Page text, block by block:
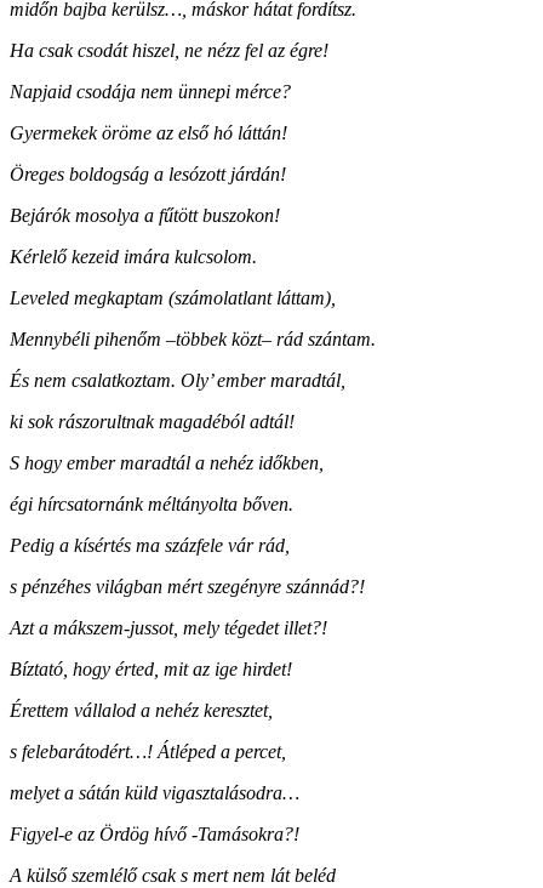
midőn bajba kerülsz…, máskor hátat fordítsz.
Ha csak csodát hiszel, ne nézz fel az égre!
Napjaid csodája nem ünnepi mérce?
Gyermekek öröme az első hó láttán!
Öreges boldogság a lesózott járdán!
Bejárók mosolya a fűtött buszokon!
Kérlelő kezeid imára kulcsolom.
Leveled megkaptam (számolatlant láttam),
Mennybéli pihenőm –többek közt– rád szántam.
És nem csalatkoztam. Oly’ ember maradtál,
ki sok rászorultnak magadéból adtál!
S hogy ember maradtál a nehéz időkben,
égi hírcsatornánk méltányolta bőven.
Pedig a kísértés ma százfele vár rád,
s pénzéhes világban mért szegényre szánnád?!
Azt a mákszem-jussot, mely tégedet illet?!
Bíztató, hogy érted, mit az ige hirdet!
Érettem vállalod a nehéz keresztet,
s felebarátodért…! Átléped a percet,
melyet a sátán küld vigasztalásodra…
Figyel-e az Ördög hívő -Tamásokra?!
A külső szemlélő csak s mert nem lát beléd